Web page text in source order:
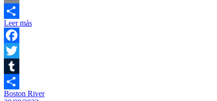
Email
Compartir
Leer más
Facebook
Twitter
Tumblr
Compartir
Boston River